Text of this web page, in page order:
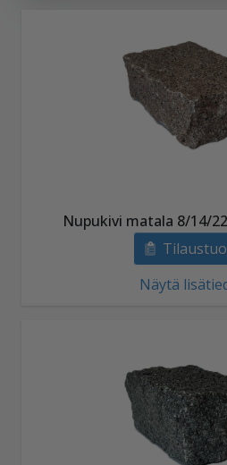
Nupukivi matala 8/14/
Näytä